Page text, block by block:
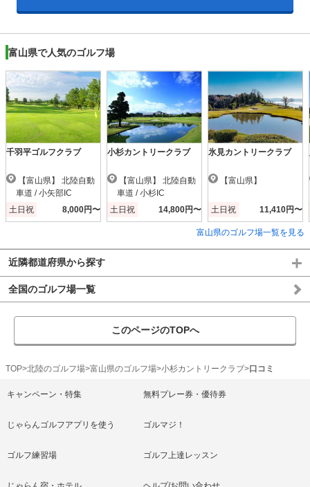
富山県で人気のゴルフ場
千羽平ゴルフクラブ
車道 / 小矢部IC
土日祝
8,000円〜
小杉カントリークラブ
車道 / 小杉IC
土日祝
14,800円〜
氷見カントリークラブ
【富山県】
土日祝 11,410円〜
富山県のゴルフ場一覧を見る
近隣都道府県から探す
全国のゴルフ場一覧
このページのTOPへ
TOP 北陸のゴルフ場 富山県のゴルフ場 小杉カントリークラブ 口コミ
キャンペーン・特集 無料プレー券・優待券
じゃらんゴルフアプリを使う ゴルマジ！
ゴルフ練習場 ゴルフ上達レッスン